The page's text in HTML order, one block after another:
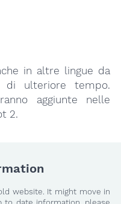
in altre lingue da
di ulteriore tempo.
aggiunte nelle
2.
website. It might move in